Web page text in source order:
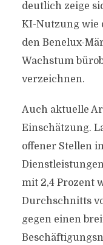
deutlich zeige
KI-Nutzung wie
den Benelux-
Wachstum
verzeichnen.
Auch aktuelle
Einschätzung.
offener Stellen
mit 2,4 Prozent
Durchschnitts
gegen einen